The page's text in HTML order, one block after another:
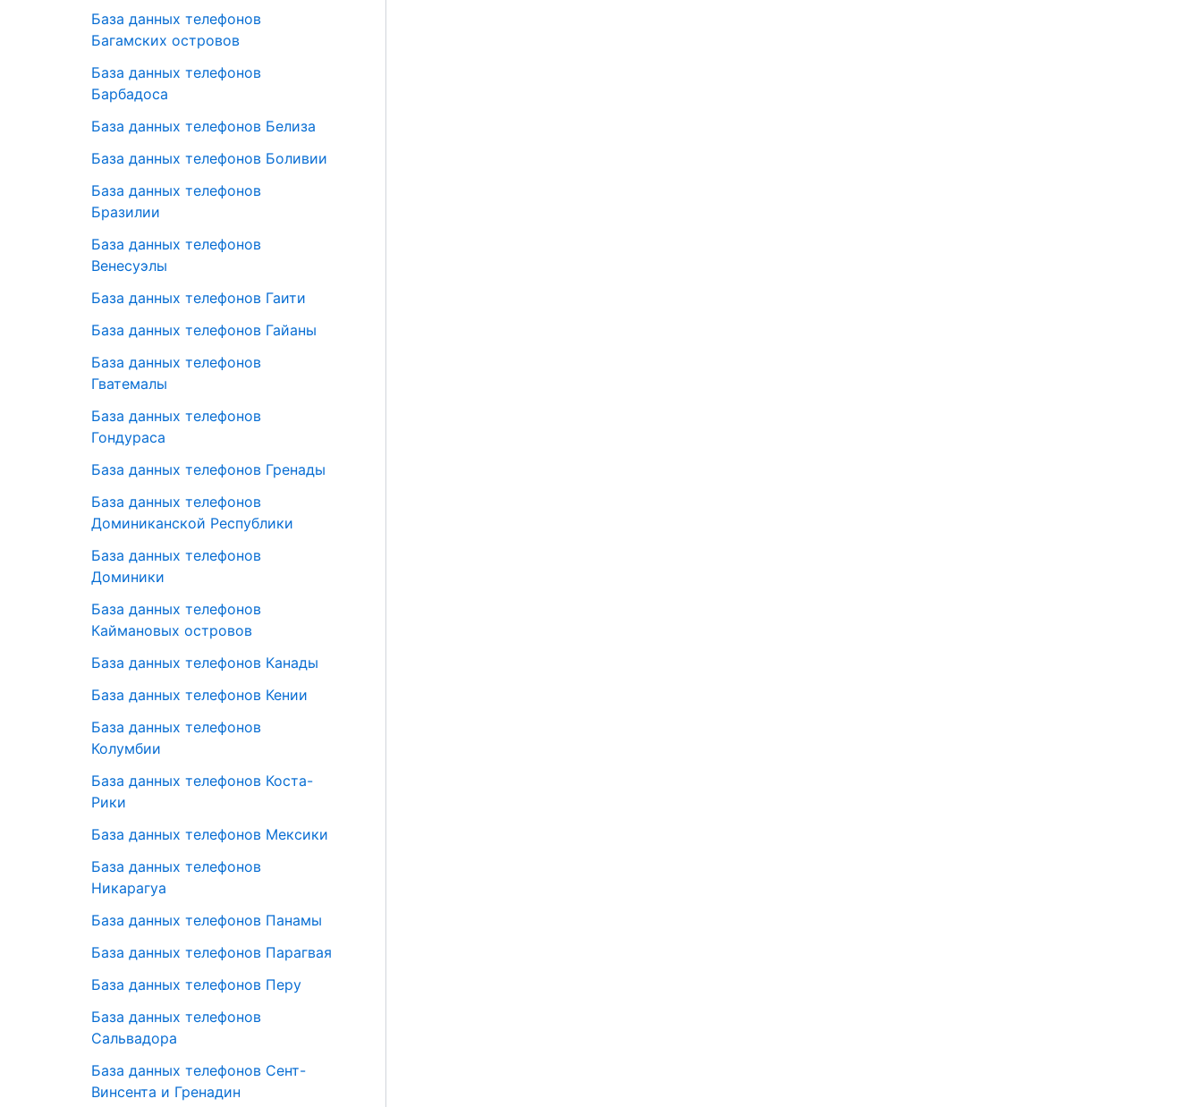
База данных телефонов
Багамских островов
База данных телефонов
Барбадоса
База данных телефонов Белиза
База данных телефонов Боливии
База данных телефонов
Бразилии
База данных телефонов
Венесуэлы
База данных телефонов Гаити
База данных телефонов Гайаны
База данных телефонов
Гватемалы
База данных телефонов
Гондураса
База данных телефонов Гренады
База данных телефонов
Доминиканской Республики
База данных телефонов
Доминики
База данных телефонов
Каймановых островов
База данных телефонов Канады
База данных телефонов Кении
База данных телефонов
Колумбии
База данных телефонов Коста-
Рики
База данных телефонов Мексики
База данных телефонов
Никарагуа
База данных телефонов Панамы
База данных телефонов Парагвая
База данных телефонов Перу
База данных телефонов
Сальвадора
База данных телефонов Сент-
Винсента и Гренадин